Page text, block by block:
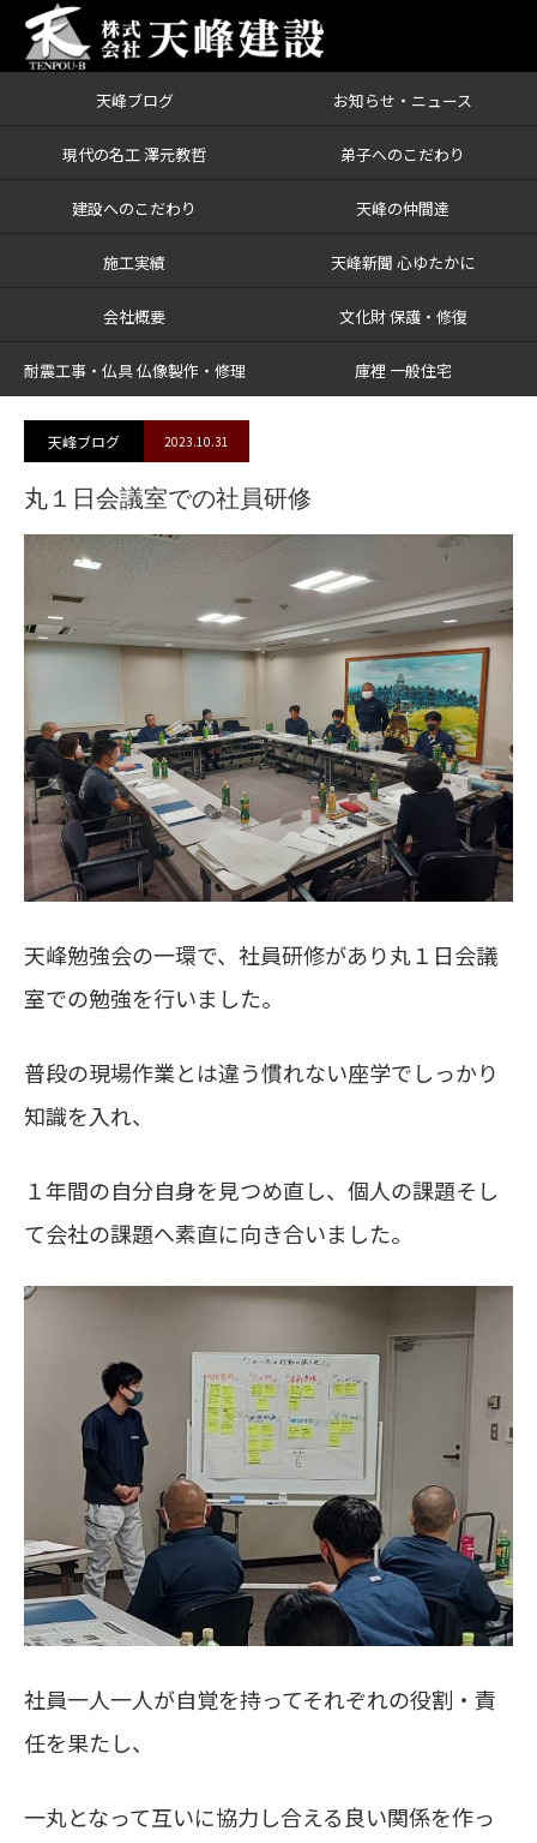
天峰ブログ お知らせ・ニュース
現代の名工 澤元教哲 弟子へのこだわり
建設へのこだわり 天峰の仲間達
施工実績 天峰新聞 心ゆたかに
会社概要 文化財 保護・修復
耐震工事・仏具 仏像製作・修理 庫裡 一般住宅
ブログ 丸１日会議室での社員研修
天峰ブログ 2023.10.31
丸１日会議室での社員研修
天峰勉強会の一環で、社員研修があり丸１日会議
室での勉強を行いました。
普段の現場作業とは違う慣れない座学でしっかり
知識を入れ、
１年間の自分自身を見つめ直し、個人の課題そし
て会社の課題へ素直に向き合いました。
社員一人一人が自覚を持ってそれぞれの役割・責
任を果たし、
一丸となって互いに協力し合える良い関係を作っ